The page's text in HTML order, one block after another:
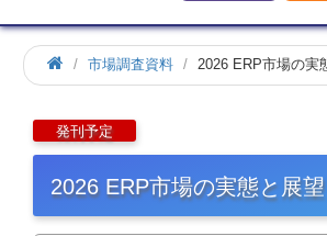
市場調査資料 2026 ERP市場の実
2026 ERP市場の実態と展望